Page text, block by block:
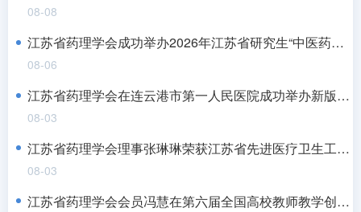
08-08
江苏省药理学会成功举办2026年江苏省研究生“中医药现代化高质量发展”暑期学校
08-06
江苏省药理学会在连云港市第一人民医院成功举办新版药物和医疗器械GCP及伦理审查培训班
08-03
江苏省药理学会理事张琳琳荣获江苏省先进医疗卫生工作者
08-03
江苏省药理学会会员冯慧在第六届全国高校教师教学创新大赛中斩获佳绩